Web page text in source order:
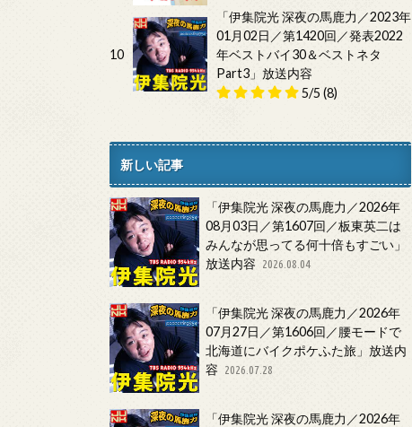
10
「伊集院光 深夜の馬鹿力／2023年
01月02日／第1420回／発表2022
年ベストバイ30＆ベストネタ
Part3」放送内容
5/5 (8)
新しい記事
「伊集院光 深夜の馬鹿力／2026年
08月03日／第1607回／板東英二は
みんなが思ってる何十倍もすごい」
放送内容
2026.08.04
「伊集院光 深夜の馬鹿力／2026年
07月27日／第1606回／腰モードで
北海道にバイクポケふた旅」放送内
容
2026.07.28
「伊集院光 深夜の馬鹿力／2026年